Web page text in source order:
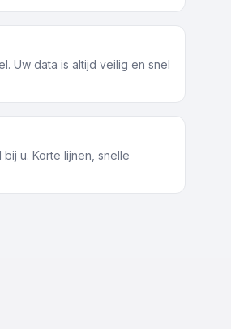
Uw data is altijd veilig en snel
u. Korte lijnen, snelle